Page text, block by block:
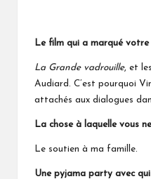
Le film qui a marqué votre
La Grande vadrouille, et
Audiard. C’est pourquoi
attachés aux dialogues
La chose à laquelle vous
Le soutien à ma famille.
Une pyjama party avec qui